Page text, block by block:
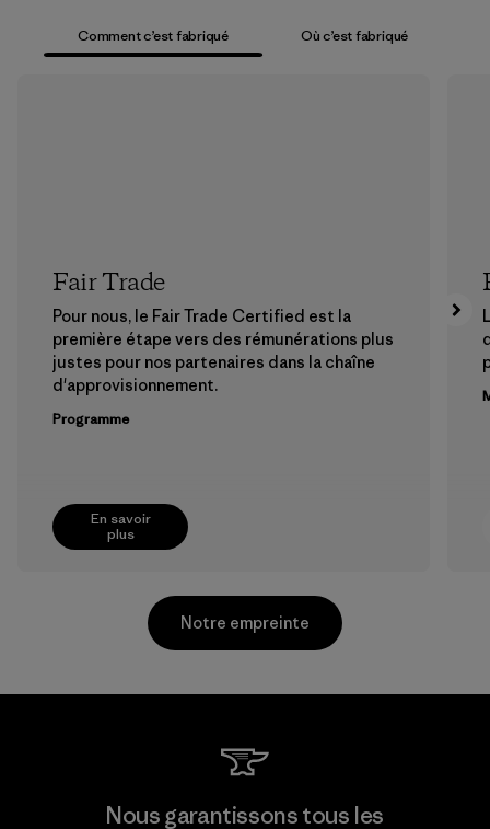
Comment c’est fabriqué Où c’est fabriqué
En savoir
plus
Fair Trade
Pour nous, le Fair Trade Certified est la
première étape vers des rémunérations plus
justes pour nos partenaires dans la chaîne
d'approvisionnement.
Programme
TAV Limited
Notre empreinte
Nous garantissons tous les